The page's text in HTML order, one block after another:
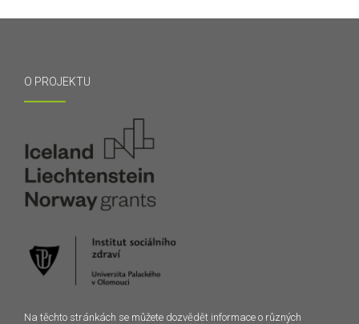
O PROJEKTU
Na těchto stránkách se můžete dozvědět informace o různých